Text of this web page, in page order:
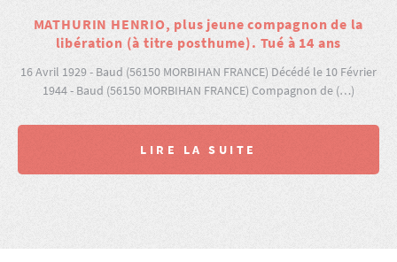
MATHURIN HENRIO, plus jeune compagnon de la
libération (à titre posthume). Tué à 14 ans
16 Avril 1929 - Baud (56150 MORBIHAN FRANCE) Décédé le 10 Février
1944 - Baud (56150 MORBIHAN FRANCE) Compagnon de (…)
LIRE LA SUITE